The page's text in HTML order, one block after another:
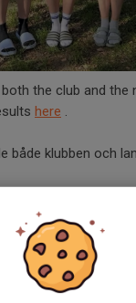
the club and the
here .
både klubben och